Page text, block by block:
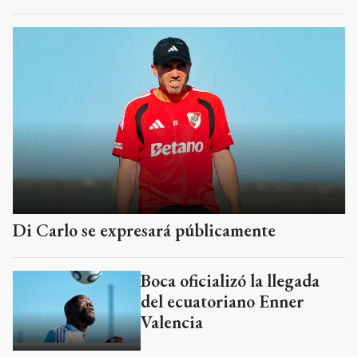
Di Carlo se expresará públicamente
Boca oficializó la llegada
del ecuatoriano Enner
Valencia